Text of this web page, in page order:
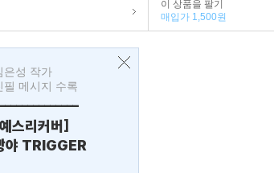
이 상품을 팔기
매입가 1,500원
은성 작가
필 메시지 수록
스리커버]
야 TRIGGER